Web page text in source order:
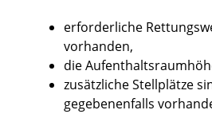
erforderliche
vorhanden,
die
zusätzliche Stellplätze
gegebenenfalls